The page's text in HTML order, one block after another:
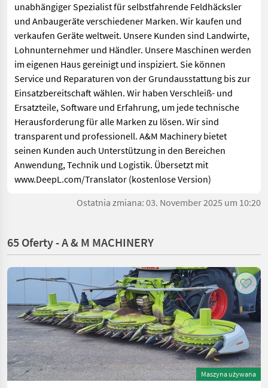
unabhängiger Spezialist für selbstfahrende Feldhäcksler
und Anbaugeräte verschiedener Marken. Wir kaufen und
verkaufen Geräte weltweit. Unsere Kunden sind Landwirte,
Lohnunternehmer und Händler. Unsere Maschinen werden
im eigenen Haus gereinigt und inspiziert. Sie können
Service und Reparaturen von der Grundausstattung bis zur
Einsatzbereitschaft wählen. Wir haben Verschleiß- und
Ersatzteile, Software und Erfahrung, um jede technische
Herausforderung für alle Marken zu lösen. Wir sind
transparent und professionell. A&M Machinery bietet
seinen Kunden auch Unterstützung in den Bereichen
Anwendung, Technik und Logistik. Übersetzt mit
www.DeepL.com/Translator (kostenlose Version)
Ostatnia zmiana: 03. November 2025 um 10:20
65 Oferty - A & M MACHINERY
Maszyna używana